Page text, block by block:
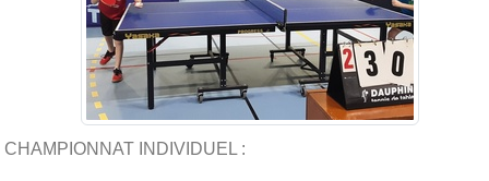
CHAMPIONNAT INDIVIDUEL :